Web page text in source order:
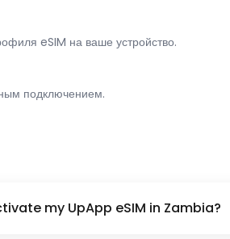
eSIM на ваше устройство.
подключением.
my UpApp eSIM in Zambia?